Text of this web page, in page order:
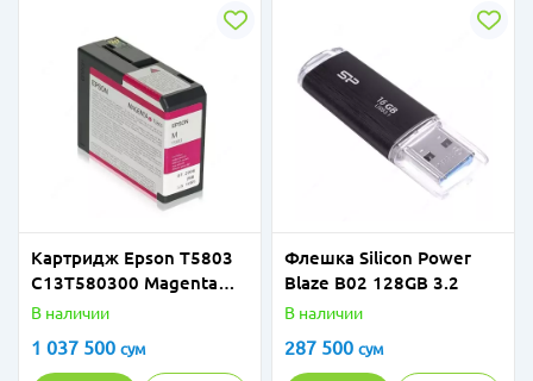
Картридж Epson T5803
C13T580300 Magenta
80ml
В наличии
1 037 500 сум
Флешка Silicon Power
Blaze B02 128GB 3.2
В наличии
287 500 сум